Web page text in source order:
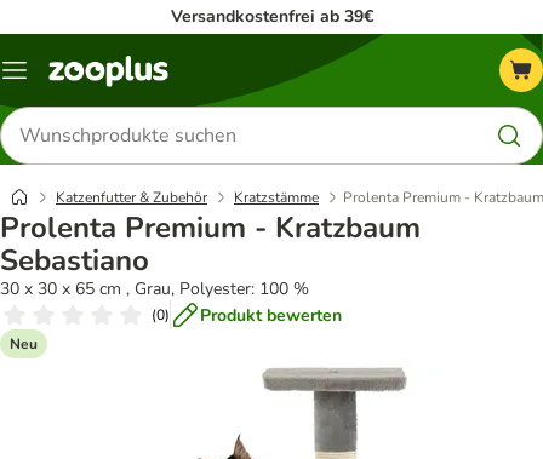
Versandkostenfrei ab 39€
Menü
Produkte
suchen
Katzenfutter & Zubehör Kratzstämme Prolenta Premium -
Prolenta Premium - Kratzbaum
Sebastiano
30 x 30 x 65 cm , Grau, Polyester: 100 %
(0) Produkt bewerten
Neu